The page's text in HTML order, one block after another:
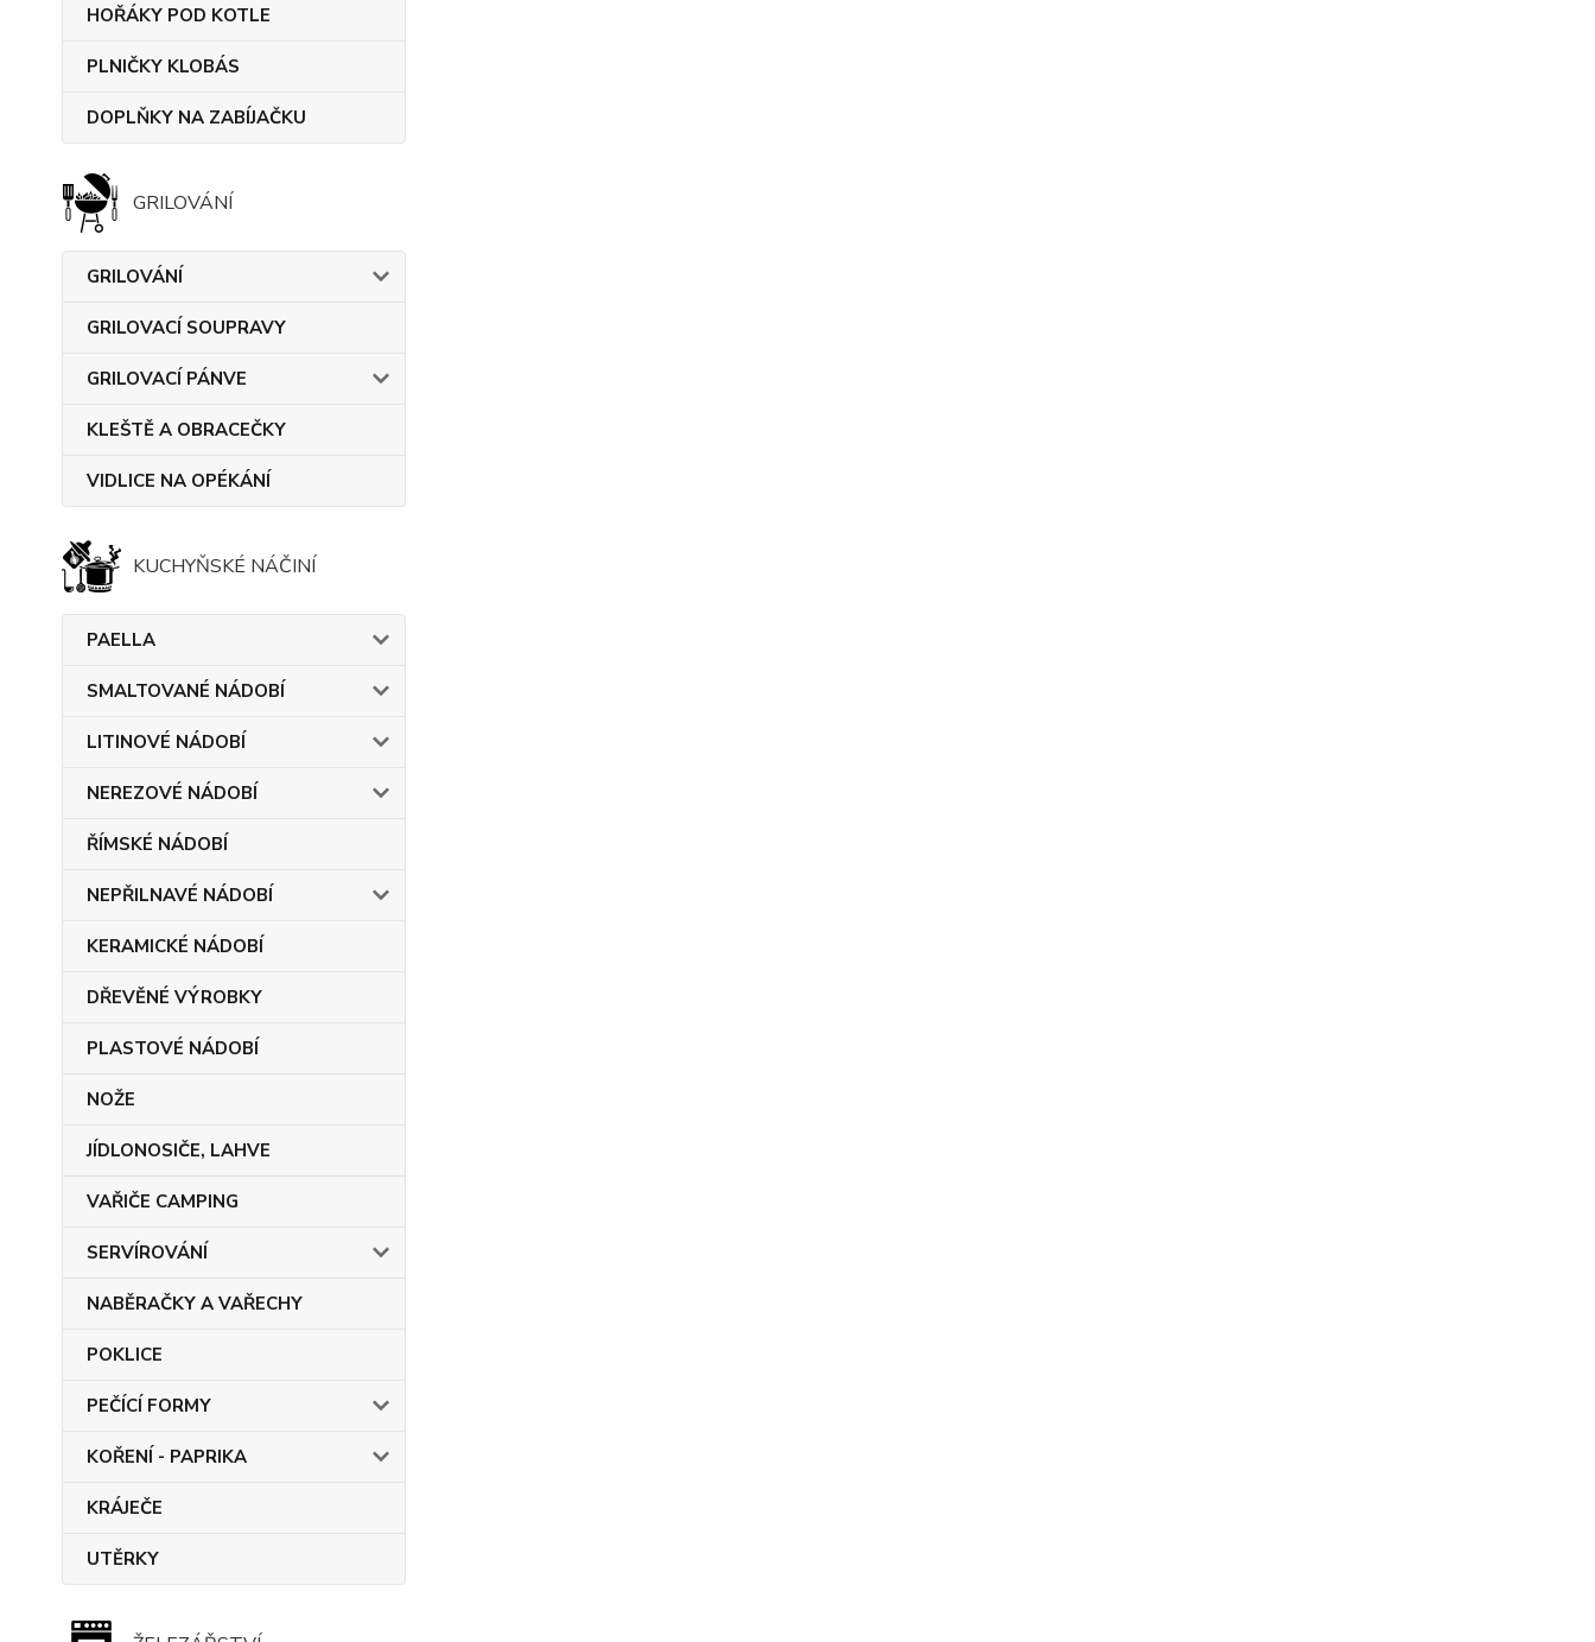
HOŘÁKY POD KOTLE
PLNIČKY KLOBÁS
DOPLŇKY NA ZABÍJAČKU
GRILOVÁNÍ
GRILOVÁNÍ
GRILOVACÍ SOUPRAVY
GRILOVACÍ PÁNVE
KLEŠTĚ A OBRACEČKY
VIDLICE NA OPÉKÁNÍ
KUCHYŇSKÉ NÁČINÍ
PAELLA
SMALTOVANÉ NÁDOBÍ
LITINOVÉ NÁDOBÍ
NEREZOVÉ NÁDOBÍ
ŘÍMSKÉ NÁDOBÍ
NEPŘILNAVÉ NÁDOBÍ
KERAMICKÉ NÁDOBÍ
DŘEVĚNÉ VÝROBKY
PLASTOVÉ NÁDOBÍ
NOŽE
JÍDLONOSIČE, LAHVE
VAŘIČE CAMPING
SERVÍROVÁNÍ
NABĚRAČKY A VAŘECHY
POKLICE
PEČÍCÍ FORMY
KOŘENÍ - PAPRIKA
KRÁJEČE
UTĚRKY